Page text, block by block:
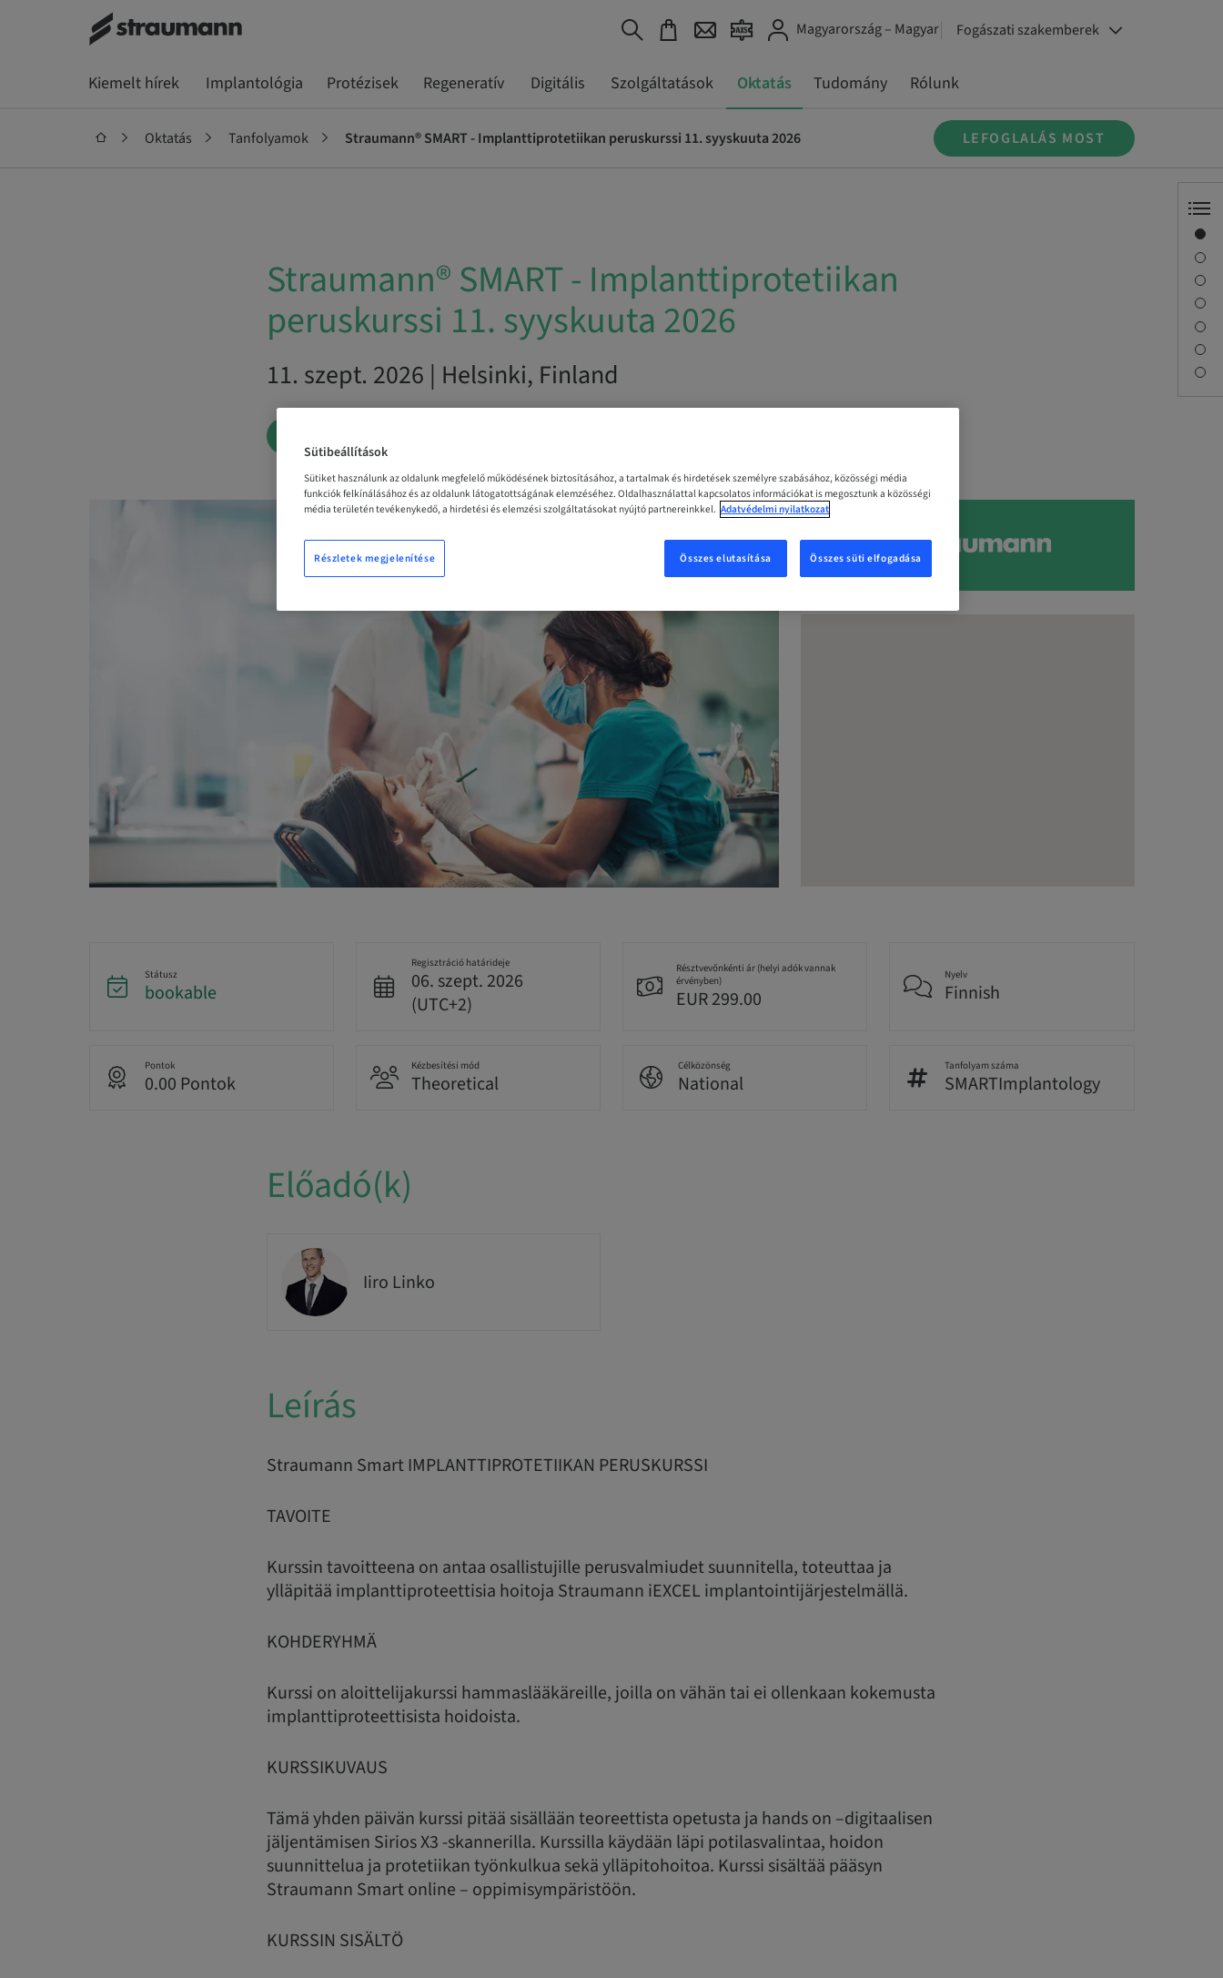
Magyarország – Magyar Fogászati szakemberek
Kiemelt hírek Implantológia Protézisek Regeneratív Digitális Szolgáltatások Oktatás Tudomány Rólunk
Oktatás Tanfolyamok Straumann® SMART - Implanttiprotetiikan peruskurssi 11. syyskuuta 2026 LEFOGLALÁS MOST
Straumann® SMART - Implanttiprotetiikan
peruskurssi 11. syyskuuta 2026
11. szept. 2026 | Helsinki, Finland
Státusz
bookable
Regisztráció határideje
06. szept. 2026
(UTC+2)
Résztvevőnkénti ár (helyi adók vannak
érvényben)
EUR 299.00
Nyelv
Finnish
Pontok
0.00 Pontok
Kézbesítési mód
Theoretical
Célközönség
National
Tanfolyam száma
SMARTImplantology
Előadó(k)
Iiro Linko
Leírás
Straumann Smart IMPLANTTIPROTETIIKAN PERUSKURSSI
TAVOITE
Kurssin tavoitteena on antaa osallistujille perusvalmiudet suunnitella, toteuttaa ja
ylläpitää implanttiproteettisia hoitoja Straumann iEXCEL implantointijärjestelmällä.
KOHDERYHMÄ
Kurssi on aloittelijakurssi hammaslääkäreille, joilla on vähän tai ei ollenkaan kokemusta
implanttiproteettisista hoidoista.
KURSSIKUVAUS
Tämä yhden päivän kurssi pitää sisällään teoreettista opetusta ja hands on –digitaalisen
jäljentämisen Sirios X3 -skannerilla. Kurssilla käydään läpi potilasvalintaa, hoidon
suunnittelua ja protetiikan työnkulkua sekä ylläpitohoitoa. Kurssi sisältää pääsyn
Straumann Smart online – oppimisympäristöön.
KURSSIN SISÄLTÖ
Sütibeállítások
Sütiket használunk az oldalunk megfelelő működésének biztosításához, a tartalmak és hirdetések személyre szabásához, közösségi média
funkciók felkínálásához és az oldalunk látogatottságának elemzéséhez. Oldalhasználattal kapcsolatos információkat is megosztunk a közösségi
média területén tevékenykedő, a hirdetési és elemzési szolgáltatásokat nyújtó partnereinkkel. Adatvédelmi nyilatkozat
Összes elutasítása Összes süti elfogadása
Részletek megjelenítése